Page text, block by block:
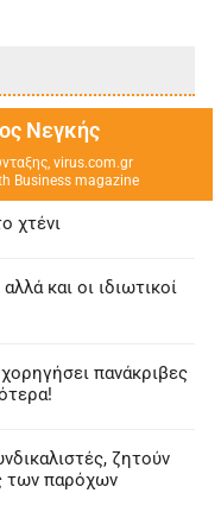
Νεγκής
virus.com.gr
Business magazine
χτένι
και οι ιδιωτικοί
πανάκριβες
ζητούν
των παρόχων